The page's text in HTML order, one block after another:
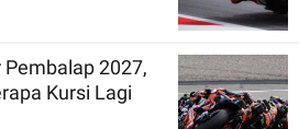
2027,
Kursi Lagi